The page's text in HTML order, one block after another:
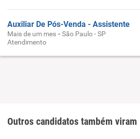
Auxiliar De Pós-Venda - Assistente
Mais de um mes -São Paulo - SP
Atendimento
Outros candidatos também viram